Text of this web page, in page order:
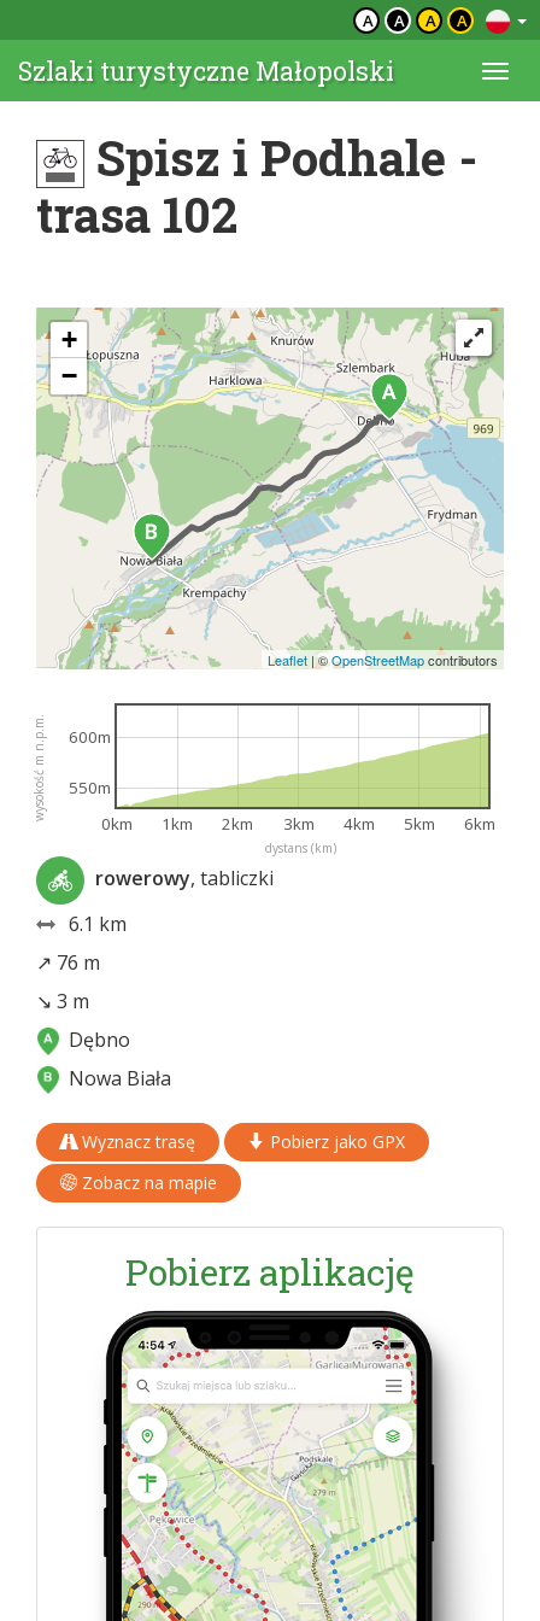
A A A A
Szlaki turystyczne Małopolski
Spisz i Podhale -
trasa 102
+
−
Leaflet |©OpenStreetMapcontributors
dystans (km)
wysokość m n.p.m.
0km 1km 2km 3km 4km 5km 6km
550m
600m
rowerowy, tabliczki
6.1 km
↗ 76 m
↘ 3 m
Dębno
Nowa Biała
Wyznacz trasę
Pobierz jako GPX
Zobacz na mapie
Pobierz aplikację